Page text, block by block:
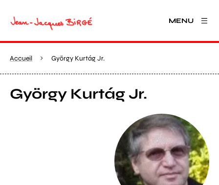
MENU
Accueil György Kurtág Jr.
György Kurtág Jr.
Agrandir